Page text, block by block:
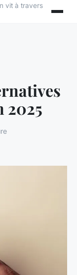
vit à travers
2025